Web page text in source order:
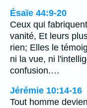
Ésaïe 44:9-20
Ceux qui
vanité, Et leurs
rien; Elles le
ni la vue, ni
confusion.…
Jérémie 10:14-16
Tout homme